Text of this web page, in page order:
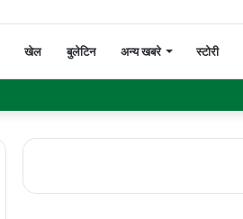
खेल बुलेटिन अन्य खबरे स्टोरी